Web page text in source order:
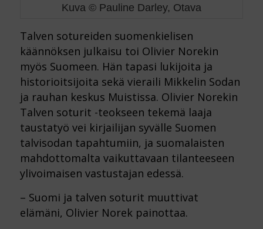
Kuva © Pauline Darley, Otava
Talven sotureiden suomenkielisen
käännöksen julkaisu toi Olivier Norekin
myös Suomeen. Hän tapasi lukijoita ja
historioitsijoita sekä vieraili Mikkelin Sodan
ja rauhan keskus Muistissa. Olivier Norekin
Talven soturit -teokseen tekemä laaja
taustatyö vei kirjailijan syvälle Suomen
talvisodan tapahtumiin, ja suomalaisten
mahdottomalta vaikuttavaan tilanteeseen
ylivoimaisen vastustajan edessä.
– Suomi ja talven soturit muuttivat
elämäni, Olivier Norek painottaa.